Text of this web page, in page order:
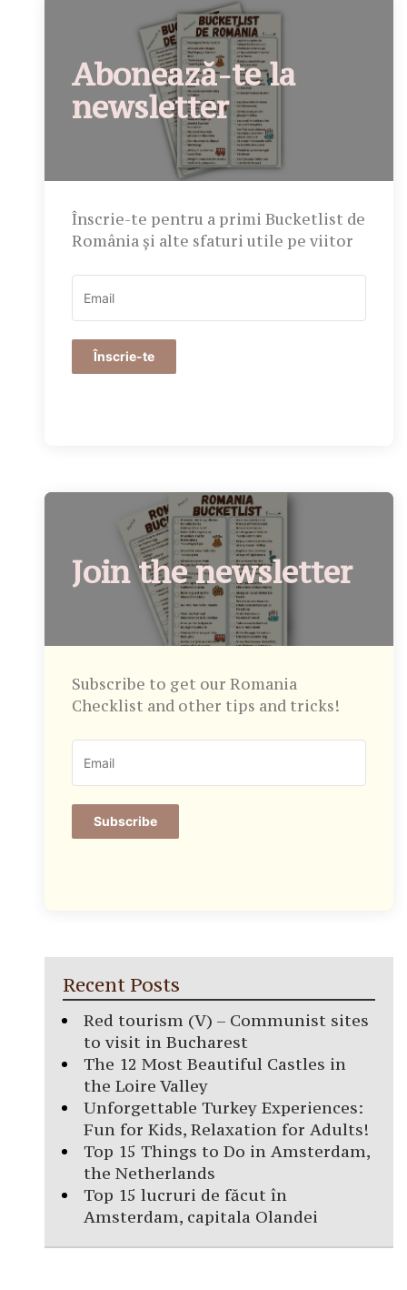
Abonează-te la
newsletter
Înscrie-te pentru a primi Bucketlist de
România și alte sfaturi utile pe viitor
Înscrie-te
Join the newsletter
Subscribe to get our Romania
Checklist and other tips and tricks!
Subscribe
Recent Posts
Red tourism (V) – Communist sites
to visit in Bucharest
The 12 Most Beautiful Castles in
the Loire Valley
Unforgettable Turkey Experiences:
Fun for Kids, Relaxation for Adults!
Top 15 Things to Do in Amsterdam,
the Netherlands
Top 15 lucruri de făcut în
Amsterdam, capitala Olandei